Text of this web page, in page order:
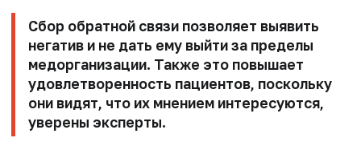
Сбор обратной связи позволяет выявить
негатив и не дать ему выйти за пределы
медорганизации. Также это повышает
удовлетворенность пациентов, поскольку
они видят, что их мнением интересуются,
уверены эксперты.